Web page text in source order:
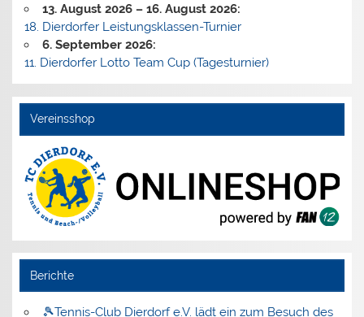
13. August 2026 – 16. August 2026:
18. Dierdorfer Leistungsklassen-Turnier
6. September 2026:
11. Dierdorfer Lotto Team Cup (Tagesturnier)
Vereinsshop
Berichte
🎾Tennis-Club Dierdorf e.V. lädt ein zum Besuch des